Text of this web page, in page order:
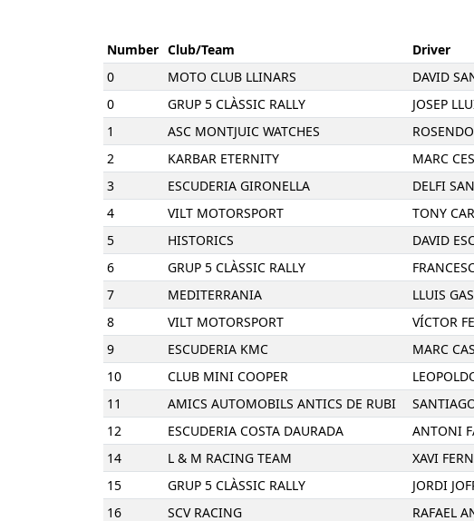
Number Club/Team Driver
0
MOTO CLUB LLINARS DAVID
0
GRUP 5 CLÀSSIC RALLY JOSEP
1
ASC MONTJUIC WATCHES
2
KARBAR ETERNITY MARC
3
ESCUDERIA GIRONELLA DELFI
4
VILT MOTORSPORT TONY
5
HISTORICS DAVID
6
GRUP 5 CLÀSSIC RALLY
7
MEDITERRANIA LLUIS
8
VILT MOTORSPORT VÍCTOR
9
ESCUDERIA KMC MARC
10
CLUB MINI COOPER
11
AMICS AUTOMOBILS ANTICS DE RUBI
12
ESCUDERIA COSTA DAURADA ANTONI
14
L & M RACING TEAM XAVI
15
GRUP 5 CLÀSSIC RALLY JORDI
16
SCV RACING RAFAEL